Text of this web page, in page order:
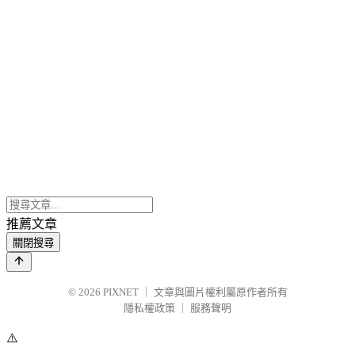
推薦文章
關閉搜尋
© 2026 PIXNET
文章與圖片權利屬原作者所有
隱私權政策
服務聲明
⚠️